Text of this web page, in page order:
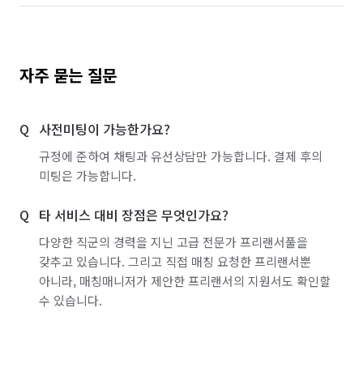
자주 묻는 질문
사전미팅이 가능한가요?
규정에 준하여 채팅과 유선상담만 가능합니다. 결제 후의
미팅은 가능합니다.
타 서비스 대비 장점은 무엇인가요?
다양한 직군의 경력을 지닌 고급 전문가 프리랜서풀을
갖추고 있습니다. 그리고 직접 매칭 요청한 프리랜서뿐
아니라, 매칭매니저가 제안한 프리랜서의 지원서도 확인할
수 있습니다.